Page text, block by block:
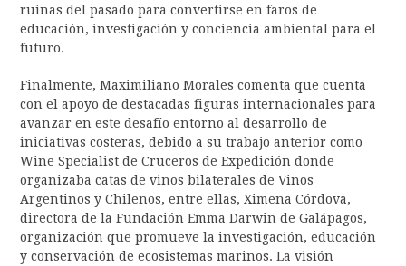
ruinas del pasado para convertirse en faros de
educación, investigación y conciencia ambiental para el
futuro.
Finalmente, Maximiliano Morales comenta que cuenta
con el apoyo de destacadas figuras internacionales para
avanzar en este desafío entorno al desarrollo de
iniciativas costeras, debido a su trabajo anterior como
Wine Specialist de Cruceros de Expedición donde
organizaba catas de vinos bilaterales de Vinos
Argentinos y Chilenos, entre ellas, Ximena Córdova,
directora de la Fundación Emma Darwin de Galápagos,
organización que promueve la investigación, educación
y conservación de ecosistemas marinos. La visión